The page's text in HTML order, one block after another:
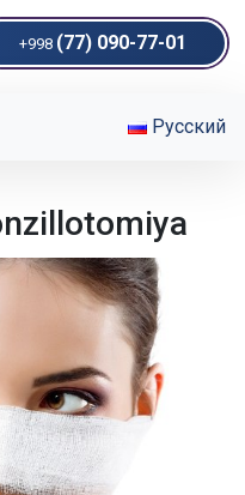
+998 (77) 090-77-01
Русский